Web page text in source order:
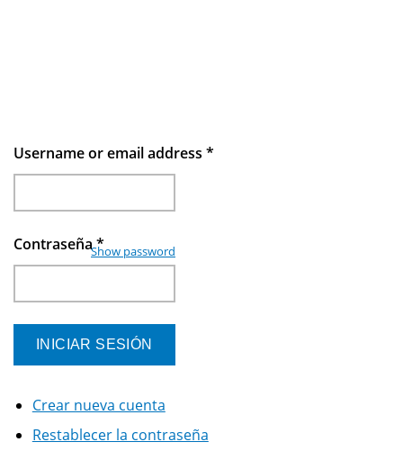
Username or email address *
Contraseña*
Show password
Crear nueva cuenta
Restablecer la contraseña